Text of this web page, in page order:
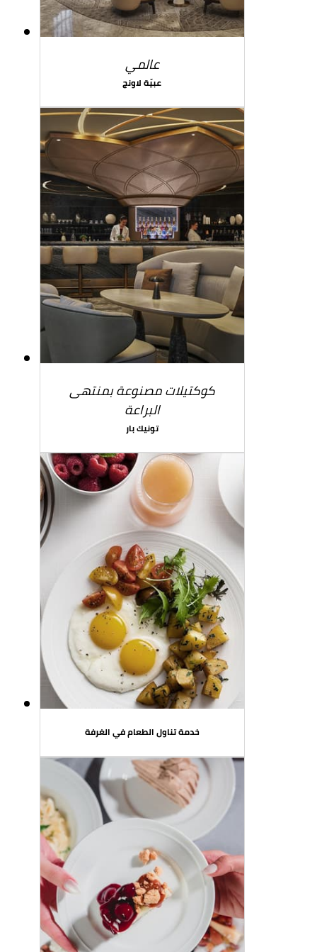
عالمي
عبيّة لاونج
كوكتيلات مصنوعة بمنتهى
البراعة
تونيك بار
خدمة تناول الطعام في الغرفة